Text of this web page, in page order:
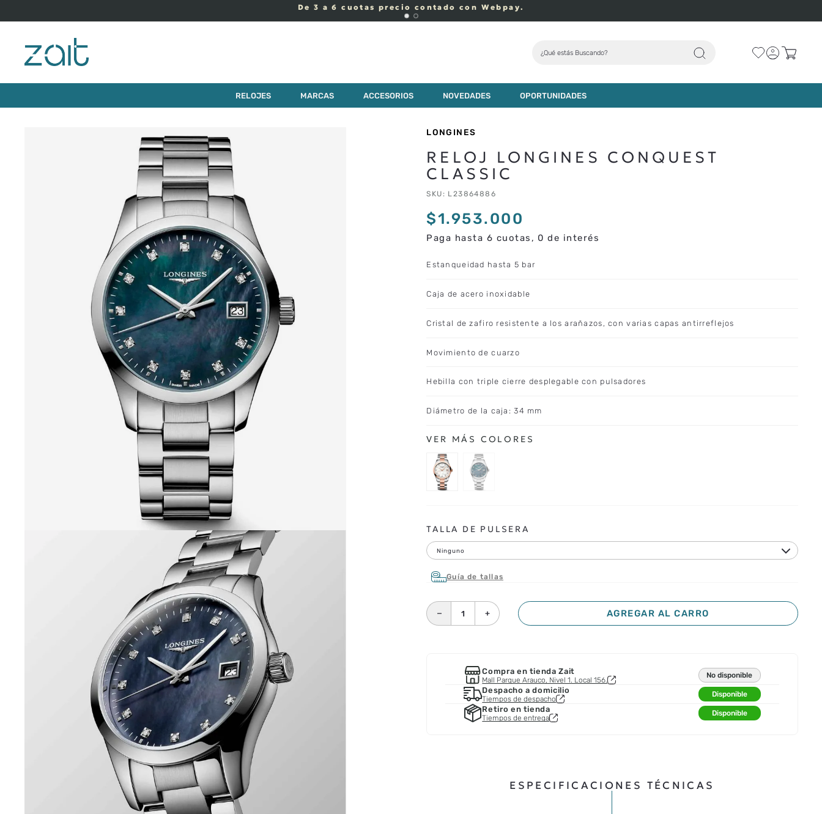
De 3 a 6 cuotas precio contado con Webpay.
¿Qué estás Buscando?
RELOJES MARCAS ACCESORIOS NOVEDADES OPORTUNIDADES
RELOJ LONGINES CONQUEST CLASSIC AGREGAR AL CARRO
LONGINES
RELOJ LONGINES CONQUEST
CLASSIC
SKU : L23864886
$1.953.000
Paga hasta 6 cuotas, 0 de interés
Estanqueidad hasta 5 bar
Caja de acero inoxidable
Cristal de zafiro resistente a los arañazos, con varias capas antirreflejos
Movimiento de cuarzo
Hebilla con triple cierre desplegable con pulsadores
Diámetro de la caja: 34 mm
TALLA DE PULSERA
Ninguno
Guía de tallas
＋
－ AGREGAR AL CARRO
Compra en tienda Zait
Mall Parque Arauco, Nivel 1. Local 156.
No disponible
Despacho a domicilio
Tiempos de despacho
Disponible
Retiro en tienda
Tiempos de entrega
Disponible
ESPECIFICACIONES TÉCNICAS